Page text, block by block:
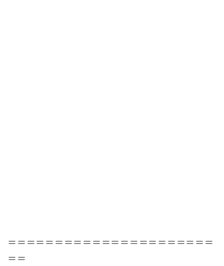
＝＝＝＝＝＝＝＝＝＝＝＝＝＝＝＝＝＝＝＝＝＝
＝＝